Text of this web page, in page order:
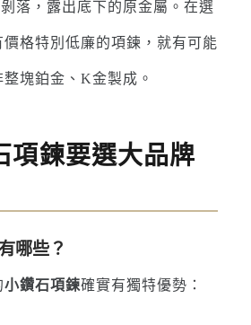
落，露出底下的原金屬。在選
格特別低廉的項鍊，就有可能
塊鉑金、K金製成。
項鍊要選大品牌
哪些？
小鑽石項鍊確實有獨特優勢：